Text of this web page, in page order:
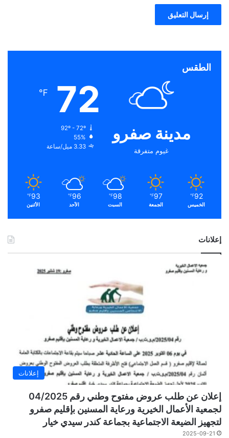
الطقس
مدينة صفرو
غيوم متفرقة
72
℉
92º - 72º
55%
3.33 ميل/ساعة
92
℉
الخميس
97
℉
الجمعة
98
℉
السبت
96
℉
الأحد
93
℉
الأثنين
إعلانات
إعلانات
إعلان عن طلب عروض مفتوح وطني رقم 04/2025
لجمعية الأعمال الخيرية ورعاية المسنين بإقليم صفرو
لتجهيز الضيعة الاجتماعية بجماعة كندر سيدي خيار
2025-09-21